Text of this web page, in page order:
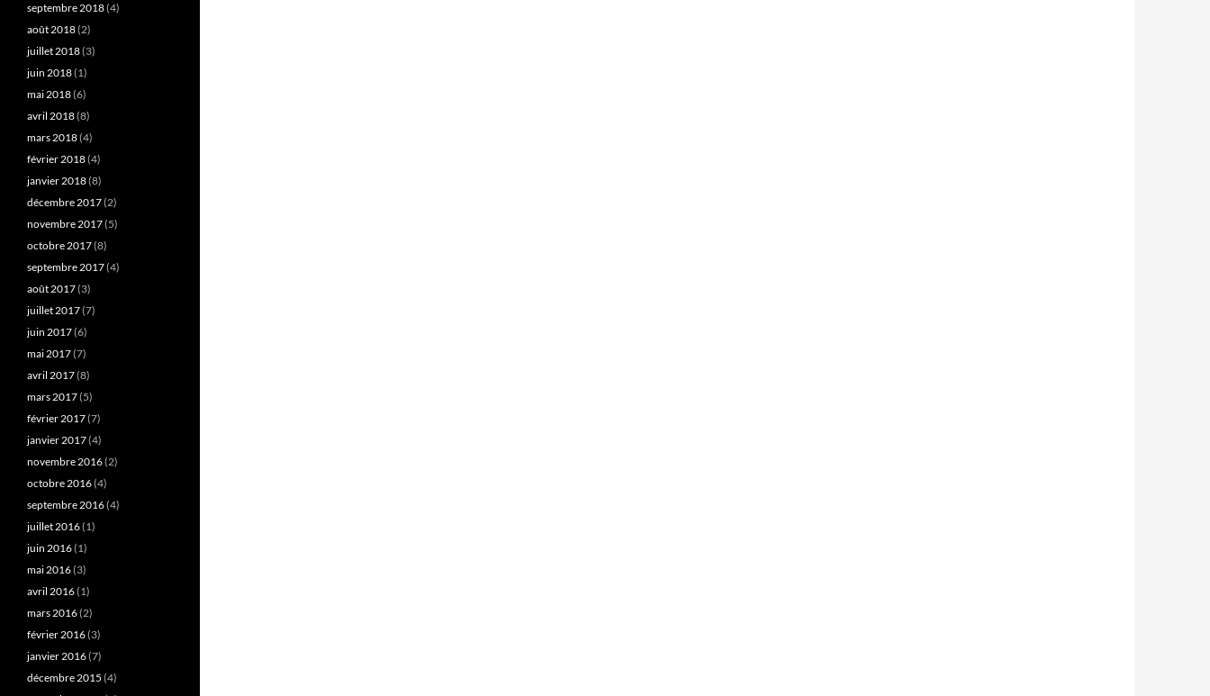
septembre 2018(4)
août 2018(2)
juillet 2018(3)
juin 2018(1)
mai 2018(6)
avril 2018(8)
mars 2018(4)
février 2018(4)
janvier 2018(8)
décembre 2017(2)
novembre 2017(5)
octobre 2017(8)
septembre 2017(4)
août 2017(3)
juillet 2017(7)
juin 2017(6)
mai 2017(7)
avril 2017(8)
mars 2017(5)
février 2017(7)
janvier 2017(4)
novembre 2016(2)
octobre 2016(4)
septembre 2016(4)
juillet 2016(1)
juin 2016(1)
mai 2016(3)
avril 2016(1)
mars 2016(2)
février 2016(3)
janvier 2016(7)
décembre 2015 (4)